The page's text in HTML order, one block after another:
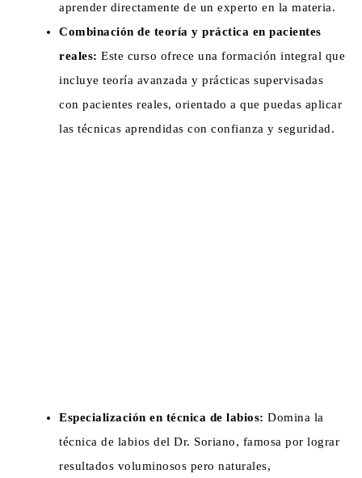
aprender directamente de un experto en la materia.
Combinación de teoría y práctica en pacientes
reales: Este curso ofrece una formación integral que
incluye teoría avanzada y prácticas supervisadas
con pacientes reales, orientado a que puedas aplicar
las técnicas aprendidas con confianza y seguridad.
Especialización en técnica de labios: Domina la
técnica de labios del Dr. Soriano, famosa por lograr
resultados voluminosos pero naturales,